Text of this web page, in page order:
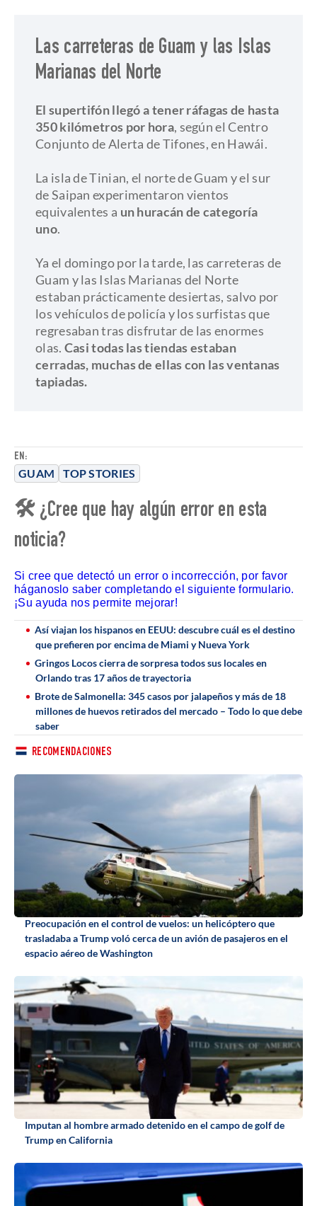
EN:
GUAM TOP STORIES
Las carreteras de Guam y las Islas
Marianas del Norte
El supertifón llegó a tener ráfagas de hasta
350 kilómetros por hora, según el Centro
Conjunto de Alerta de Tifones, en Hawái.
La isla de Tinian, el norte de Guam y el sur
de Saipan experimentaron vientos
equivalentes a un huracán de categoría
uno.
​Ya el domingo por la tarde, las carreteras de
Guam y las Islas Marianas del Norte
estaban prácticamente desiertas, salvo por
los vehículos de policía y los surfistas que
regresaban tras disfrutar de las enormes
olas. Casi todas las tiendas estaban
cerradas, muchas de ellas con las ventanas
tapiadas.
🛠 ¿Cree que hay algún error en esta
noticia?
Si cree que detectó un error o incorrección, por favor
háganoslo saber completando el siguiente formulario.
¡Su ayuda nos permite mejorar!
Así viajan los hispanos en EEUU: descubre cuál es el destino
que prefieren por encima de Miami y Nueva York
Gringos Locos cierra de sorpresa todos sus locales en
Orlando tras 17 años de trayectoria
Brote de Salmonella: 345 casos por jalapeños y más de 18
millones de huevos retirados del mercado – Todo lo que debe
saber
RECOMENDACIONES
Preocupación en el control de vuelos: un helicóptero que
trasladaba a Trump voló cerca de un avión de pasajeros en el
espacio aéreo de Washington
Imputan al hombre armado detenido en el campo de golf de
Trump en California